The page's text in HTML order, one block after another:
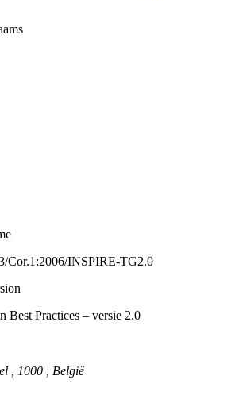
Cor.1:2006/INSPIRE-TG2.0
Best Practices – versie 2.0
1000
België